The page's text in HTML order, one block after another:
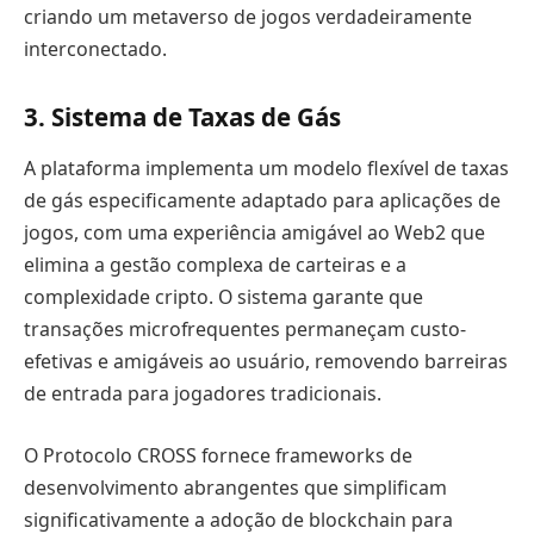
criando um metaverso de jogos verdadeiramente
interconectado.
3. Sistema de Taxas de Gás
A plataforma implementa um modelo flexível de taxas
de gás especificamente adaptado para aplicações de
jogos, com uma experiência amigável ao Web2 que
elimina a gestão complexa de carteiras e a
complexidade cripto. O sistema garante que
transações microfrequentes permaneçam custo-
efetivas e amigáveis ao usuário, removendo barreiras
de entrada para jogadores tradicionais.
O Protocolo CROSS fornece frameworks de
desenvolvimento abrangentes que simplificam
significativamente a adoção de blockchain para